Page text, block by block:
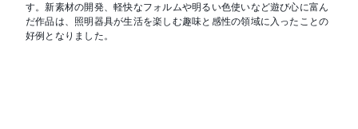
す。新素材の開発、軽快なフォルムや明るい色使いなど遊び心に富ん
だ作品は、照明器具が生活を楽しむ趣味と感性の領域に入ったことの
好例となりました。